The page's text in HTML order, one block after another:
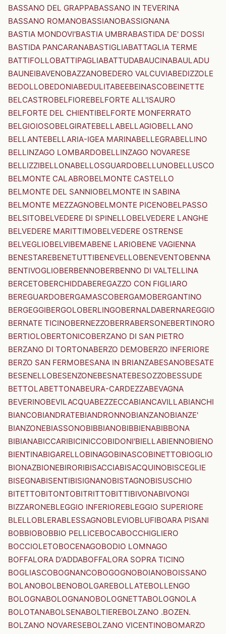
BASSANO DEL GRAPPABASSANO IN TEVERINA
BASSANO ROMANOBASSIANOBASSIGNANA
BASTIA MONDOVI'BASTIA UMBRABASTIDA DE' DOSSI
BASTIDA PANCARANABASTIGLIABATTAGLIA TERME
BATTIFOLLOBATTIPAGLIABATTUDABAUCINABAULADU
BAUNEIBAVENOBAZZANOBEDERO VALCUVIABEDIZZOLE
BEDOLLOBEDONIABEDULITABEEBEINASCOBEINETTE
BELCASTROBELFIOREBELFORTE ALL'ISAURO
BELFORTE DEL CHIENTIBELFORTE MONFERRATO
BELGIOIOSOBELGIRATEBELLABELLAGIOBELLANO
BELLANTEBELLARIA-IGEA MARINABELLEGRABELLINO
BELLINZAGO LOMBARDOBELLINZAGO NOVARESE
BELLIZZIBELLONABELLOSGUARDOBELLUNOBELLUSCO
BELMONTE CALABROBELMONTE CASTELLO
BELMONTE DEL SANNIOBELMONTE IN SABINA
BELMONTE MEZZAGNOBELMONTE PICENOBELPASSO
BELSITOBELVEDERE DI SPINELLOBELVEDERE LANGHE
BELVEDERE MARITTIMOBELVEDERE OSTRENSE
BELVEGLIOBELVIBEMABENE LARIOBENE VAGIENNA
BENESTAREBENETUTTIBENEVELLOBENEVENTOBENNA
BENTIVOGLIOBERBENNOBERBENNO DI VALTELLINA
BERCETOBERCHIDDABEREGAZZO CON FIGLIARO
BEREGUARDOBERGAMASCOBERGAMOBERGANTINO
BERGEGGIBERGOLOBERLINGOBERNALDABERNAREGGIO
BERNATE TICINOBERNEZZOBERRABERSONEBERTINORO
BERTIOLOBERTONICOBERZANO DI SAN PIETRO
BERZANO DI TORTONABERZO DEMOBERZO INFERIORE
BERZO SAN FERMOBESANA IN BRIANZABESANOBESATE
BESENELLOBESENZONEBESNATEBESOZZOBESSUDE
BETTOLABETTONABEURA-CARDEZZABEVAGNA
BEVERINOBEVILACQUABEZZECCABIANCAVILLABIANCHI
BIANCOBIANDRATEBIANDRONNOBIANZANOBIANZE'
BIANZONEBIASSONOBIBBIANOBIBBIENABIBBONA
BIBIANABICCARIBICINICCOBIDONI'BIELLABIENNOBIENO
BIENTINABIGARELLOBINAGOBINASCOBINETTOBIOGLIO
BIONAZBIONEBIRORIBISACCIABISACQUINOBISCEGLIE
BISEGNABISENTIBISIGNANOBISTAGNOBISUSCHIO
BITETTOBITONTOBITRITTOBITTIBIVONABIVONGI
BIZZARONEBLEGGIO INFERIOREBLEGGIO SUPERIORE
BLELLOBLERABLESSAGNOBLEVIOBLUFIBOARA PISANI
BOBBIOBOBBIO PELLICEBOCABOCCHIGLIERO
BOCCIOLETOBOCENAGOBODIO LOMNAGO
BOFFALORA D'ADDABOFFALORA SOPRA TICINO
BOGLIASCOBOGNANCOBOGOGNOBOIANOBOISSANO
BOLANOBOLBENOBOLGAREBOLLATEBOLLENGO
BOLOGNABOLOGNANOBOLOGNETTABOLOGNOLA
BOLOTANABOLSENABOLTIEREBOLZANO .BOZEN.
BOLZANO NOVARESEBOLZANO VICENTINOBOMARZO